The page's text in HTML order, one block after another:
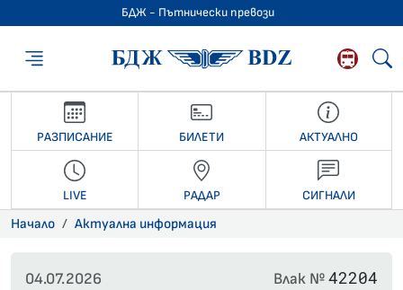
БДЖ - Пътнически превози
БДЖ -
РАЗПИСАНИЕ БИЛЕТИ АКТУАЛНО
LIVE РАДАР СИГНАЛИ
Начало Актуална информация
04.07.2026 Влак №42204